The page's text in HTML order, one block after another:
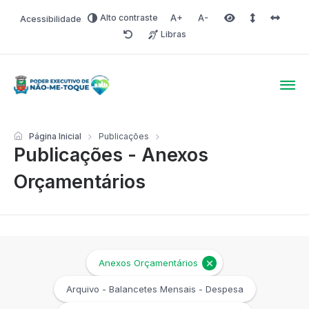
Acessibilidade Alto contraste Aumentar fonte
Diminuir fonteÁrea selecionada
Espaço
RedefinirLibras
Publicações - Anexos
Orçamentários
Página Inicial Publicações
Anexos Orçamentários
Arquivo - Balancetes Mensais - Despesa